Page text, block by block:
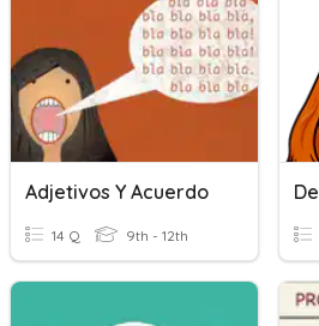
Adjetivos Y Acuerdo
14 Q 9th - 12th